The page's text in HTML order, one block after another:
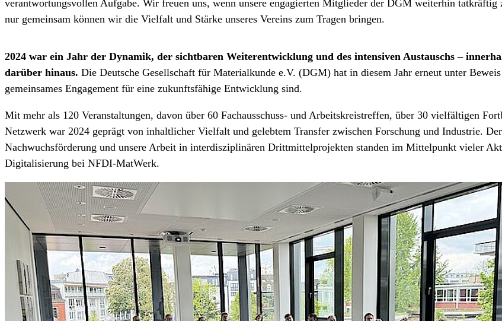
verantwortungsvollen Aufgabe. Wir freuen uns, wenn unsere engagierten Mitglieder der DGM weiterhin tatkräftig
nur gemeinsam können wir die Vielfalt und Stärke unseres Vereins zum Tragen bringen.
2024 war ein Jahr der Dynamik, der sichtbaren Weiterentwicklung und des intensiven Austauschs –
darüber hinaus. Die Deutsche Gesellschaft für Materialkunde e.V. (DGM) hat in diesem Jahr erneut unter
gemeinsames Engagement für eine zukunftsfähige Entwicklung sind.
Mit mehr als 120 Veranstaltungen, davon über 60 Fachausschuss- und Arbeitskreistreffen, über 30 vielfältigen
Netzwerk war 2024 geprägt von inhaltlicher Vielfalt und gelebtem Transfer zwischen Forschung und Industrie.
Nachwuchsförderung und unsere Arbeit in interdisziplinären Drittmittelprojekten standen im Mittelpunkt vieler
Digitalisierung bei NFDI-MatWerk.